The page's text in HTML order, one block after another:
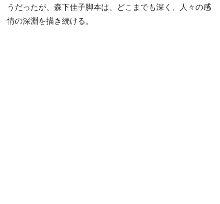
うだったが、森下佳子脚本は、どこまでも深く、人々の感
情の深淵を描き続ける。